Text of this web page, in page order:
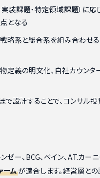
装課題・特定領域課題）に応
となる
略系と総合系を組み合わせ
定義の明文化、自社カウンタ
で設計することで、コンサル
ー、BCG、ベイン、A.T.カー
ームが適合します。経営層と